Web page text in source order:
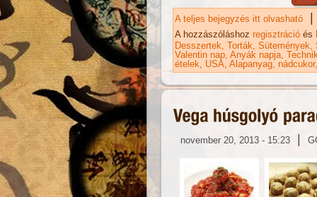
A teljes bejegyzés itt olvasható |
A hozzászóláshoz regisztráció és
Desszertek Torták Sütemények
Valentin nap Anyák napja
ételek
USA Alapanyag nádcukor
november 20, 2013 - 15:23 |